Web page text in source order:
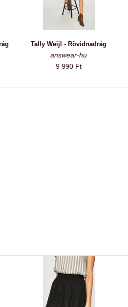
Tally Weijl - Rövidnadrág
answear-hu
9 990 Ft